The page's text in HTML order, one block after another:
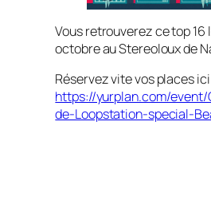
Vous retrouverez ce top 16
octobre au Stereoloux de
Réservez vite vos places ici
https://yurplan.com/
de-Loopstation-special-